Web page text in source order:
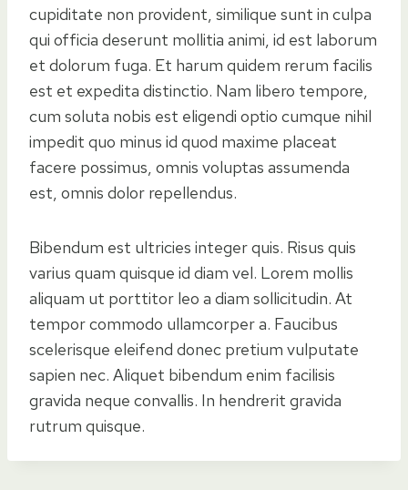
cupiditate non provident, similique sunt in culpa
qui officia deserunt mollitia animi, id est laborum
et dolorum fuga. Et harum quidem rerum facilis
est et expedita distinctio. Nam libero tempore,
cum soluta nobis est eligendi optio cumque nihil
impedit quo minus id quod maxime placeat
facere possimus, omnis voluptas assumenda
est, omnis dolor repellendus.
Bibendum est ultricies integer quis. Risus quis
varius quam quisque id diam vel. Lorem mollis
aliquam ut porttitor leo a diam sollicitudin. At
tempor commodo ullamcorper a. Faucibus
scelerisque eleifend donec pretium vulputate
sapien nec. Aliquet bibendum enim facilisis
gravida neque convallis. In hendrerit gravida
rutrum quisque.